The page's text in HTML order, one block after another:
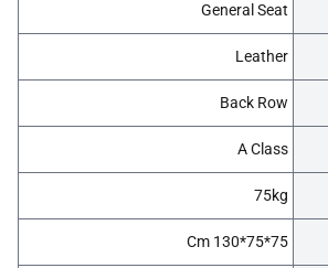
General Seat
Leather
Back Row
A Class
75kg
75*75*130 Cm